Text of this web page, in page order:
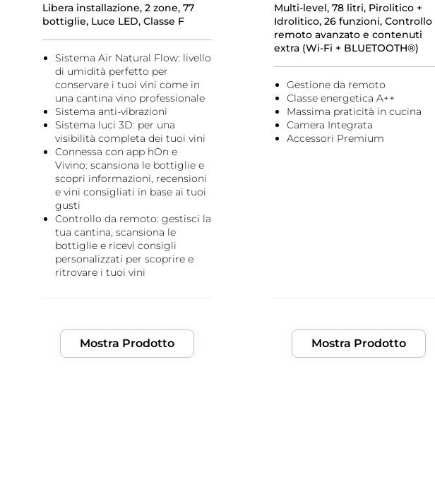
Libera installazione, 2 zone, 77
bottiglie, Luce LED, Classe F
Sistema Air Natural Flow: livello
di umidità perfetto per
conservare i tuoi vini come in
una cantina vino professionale
Sistema anti-vibrazioni
Sistema luci 3D: per una
visibilità completa dei tuoi vini
Connessa con app hOn e
Vivino: scansiona le bottiglie e
scopri informazioni, recensioni
e vini consigliati in base ai tuoi
gusti
Controllo da remoto: gestisci la
tua cantina, scansiona le
bottiglie e ricevi consigli
personalizzati per scoprire e
ritrovare i tuoi vini
Mostra Prodotto
Multi-level, 78 litri, Pirolitico +
Idrolitico, 26 funzioni, Controllo
remoto avanzato e contenuti
extra (Wi-Fi + BLUETOOTH®)
Gestione da remoto
Classe energetica A++
Massima praticità in cucina
Camera Integrata
Accessori Premium
Mostra Prodotto